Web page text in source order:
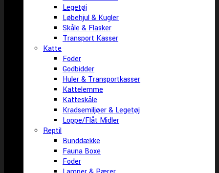
Legetøj
Løbehjul & Kugler
Skåle & Flasker
Transport Kasser
Katte
Foder
Godbidder
Huler & Transportkasser
Kattelemme
Katteskåle
Kradsemiljøer & Legetøj
Loppe/Flåt Midler
Reptil
Bunddække
Fauna Boxe
Foder